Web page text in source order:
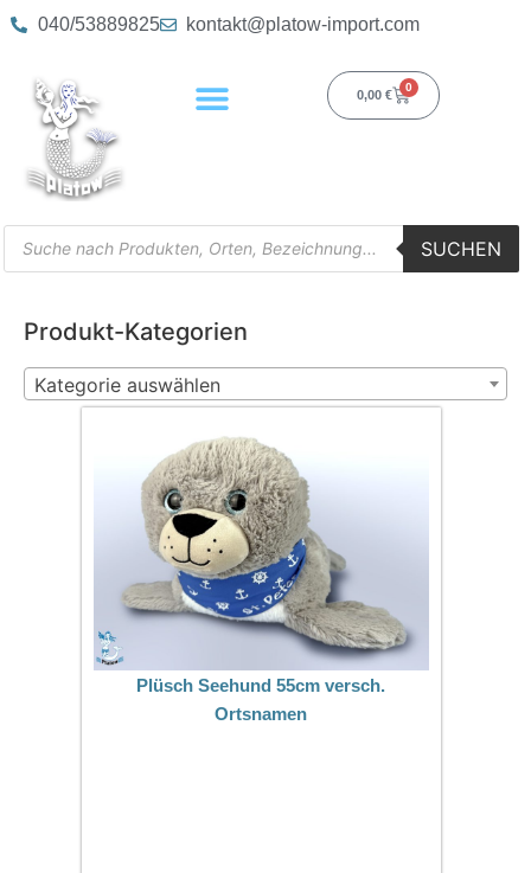
040/53889825 kontakt@platow-import.com
0,00 €
0
SUCHEN
Produkt-Kategorien
Kategorie auswählen
Plüsch Seehund 55cm versch.
Ortsnamen